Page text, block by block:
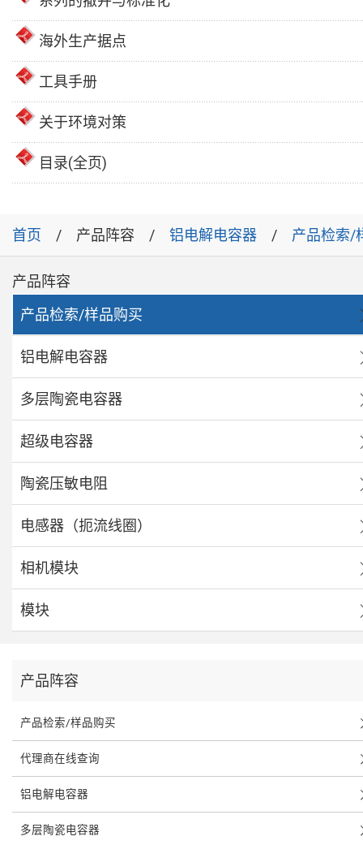
海外生产据点
工具手册
关于环境对策
目录(全页)
首页 产品阵容 铝电解电容器 产品检索/
产品阵容
产品检索/样品购买
铝电解电容器
多层陶瓷电容器
超级电容器
陶瓷压敏电阻
电感器（扼流线圈）
相机模块
模块
产品阵容
产品检索/样品购买
代理商在线查询
铝电解电容器
多层陶瓷电容器